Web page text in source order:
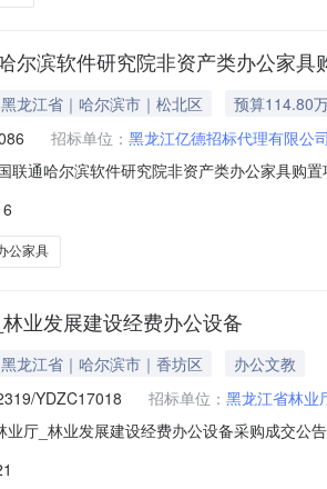
尔滨软件研究院非资产类办公家具
黑龙江省｜哈尔滨市｜松北区
预算114.80
招标单位： 黑龙江亿德招标代理有限公
联通哈尔滨软件研究院非资产类办公家具购
购置项目招标编号：20171016002发布时间
公家具
业发展建设经费办公设备
黑龙江省｜哈尔滨市｜香坊区
办公文教
YDZC17018 招标单位： 黑龙江省林业
业厅_林业发展建设经费办公设备采购成交公
日谈判日期：2017年7月20日谈判地点：